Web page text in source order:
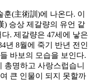
훈(主術訓)에 나온다. 이
) 승상 제갈량의 유언 같
. 제갈량은 47세에 낳은
년 8월에 죽기 반년 전인
바보의 모습을 보인다.
총명하고 사랑스럽습니
큰 인물이 되지 못할까